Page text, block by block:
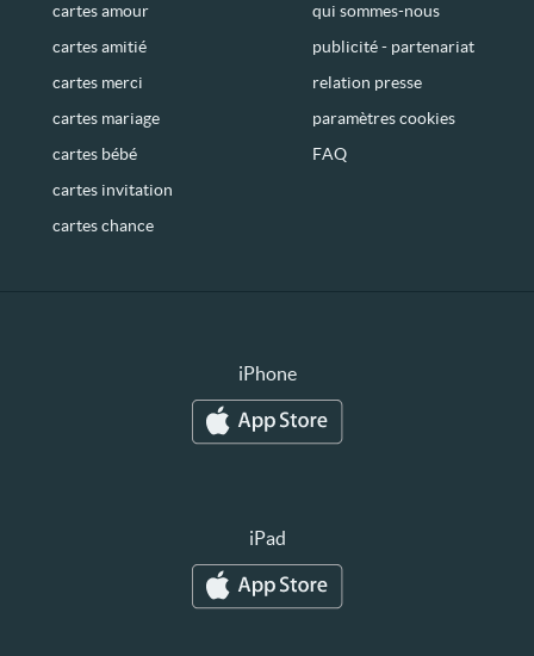
cartes amour
cartes amitié
cartes merci
cartes mariage
cartes bébé
cartes invitation
cartes chance
qui sommes-nous
publicité - partenariat
relation presse
paramètres cookies
FAQ
iPhone
iPad